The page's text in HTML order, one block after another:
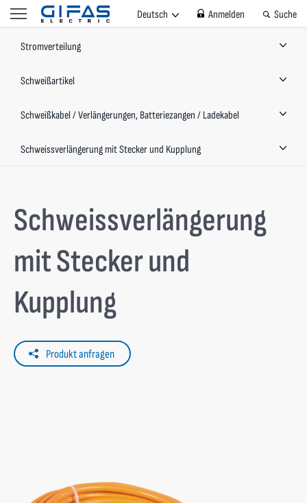
Deutsch Anmelden Suche
Stromverteilung
Schweißartikel
Schweißkabel / Verlängerungen, Batteriezangen / Ladekabel
Schweissverlängerung mit Stecker und Kupplung
Schweissverlängerung
mit Stecker und
Kupplung
Produkt anfragen